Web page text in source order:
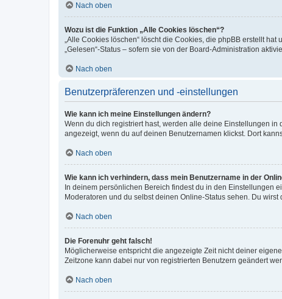
Nach oben
Wozu ist die Funktion „Alle Cookies löschen“?
„Alle Cookies löschen“ löscht die Cookies, die phpBB erstellt
„Gelesen“-Status – sofern sie von der Board-Administration
Nach oben
Benutzerpräferenzen und -einstellungen
Wie kann ich meine Einstellungen ändern?
Wenn du dich registriert hast, werden alle deine Einstellungen
angezeigt, wenn du auf deinen Benutzernamen klickst. Dort
Nach oben
Wie kann ich verhindern, dass mein Benutzername in der
In deinem persönlichen Bereich findest du in den Einstellungen
Moderatoren und du selbst deinen Online-Status sehen. Du
Nach oben
Die Forenuhr geht falsch!
Möglicherweise entspricht die angezeigte Zeit nicht deiner
Zeitzone kann dabei nur von registrierten Benutzern geändert
Nach oben